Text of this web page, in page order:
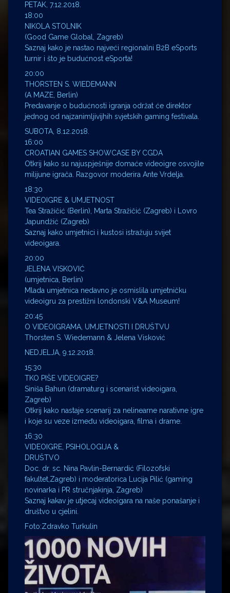
PETAK, 7.12.2018.
18:00
NIKOLA STOLNIK
(Good Game Global, Zagreb)
Saznaj kako je nastao najveći regionalni B2B eSports
turnir i što je budućnost eSporta!
20:00
THORSTEN S. WIEDEMANN
(A MAZE, Berlin)
Predavanje o budućnosti igranja održat će direktor
jednog od najzanimljivijhih svjetskih gaming festivala.
SUBOTA, 8.12.2018.
16:00
CROATIAN GAMES SHOWCASE BY CGDA
Otkrij kako su najuspješnije domaće videoigre osvojile
milijune igrača. Razgovor moderira Ante Vrdelja.
18:30
VIDEOIGRE & UMJETNOST
Tea Stražičić (Berlin), Marta Stražičić (Zagreb) i Lovro
Japundžić (Zagreb)
Saznaj kako umjetnici i kustosi istražuju svijet
videoigara.
20:00
JELENA VISKOVIĆ
(umjetnica, Berlin)
Mlada umjetnica nedavno je osmislila umjetničku
videoigru za prestižni londonski V&A Museum!
20:45
O VIDEOIGRAMA, UMJETNOSTI I DRUŠTVU
Thorsten S. Wiedemann & Jelena Visković
NEDJELJA, 9.12.2018.
15:30
TKO PIŠE VIDEOIGRE?
Siniša Bahun (dramaturg i scenarist videoigara,
Zagreb)
Otkrij kako nastaje scenarij za nelinearne narativne igre
i koje su veze između videoigara, filma i drame.
16:30
VIDEOIGRE, PSIHOLOGIJA &
DRUŠTVO
Doc. dr. sc. Nina Pavlin-Bernardić (Filozofski
fakultet,Zagreb) i moderatorica Lucija Pilić (gaming
novinarka i PR stručnjakinja, Zagreb)
Saznaj kakav je utjecaj videoigara na naše ponašanje i
društvo u cjelini.
Foto:Zdravko Turkulin